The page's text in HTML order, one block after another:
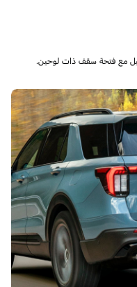
مع فتحة سقف ذات لوحين.